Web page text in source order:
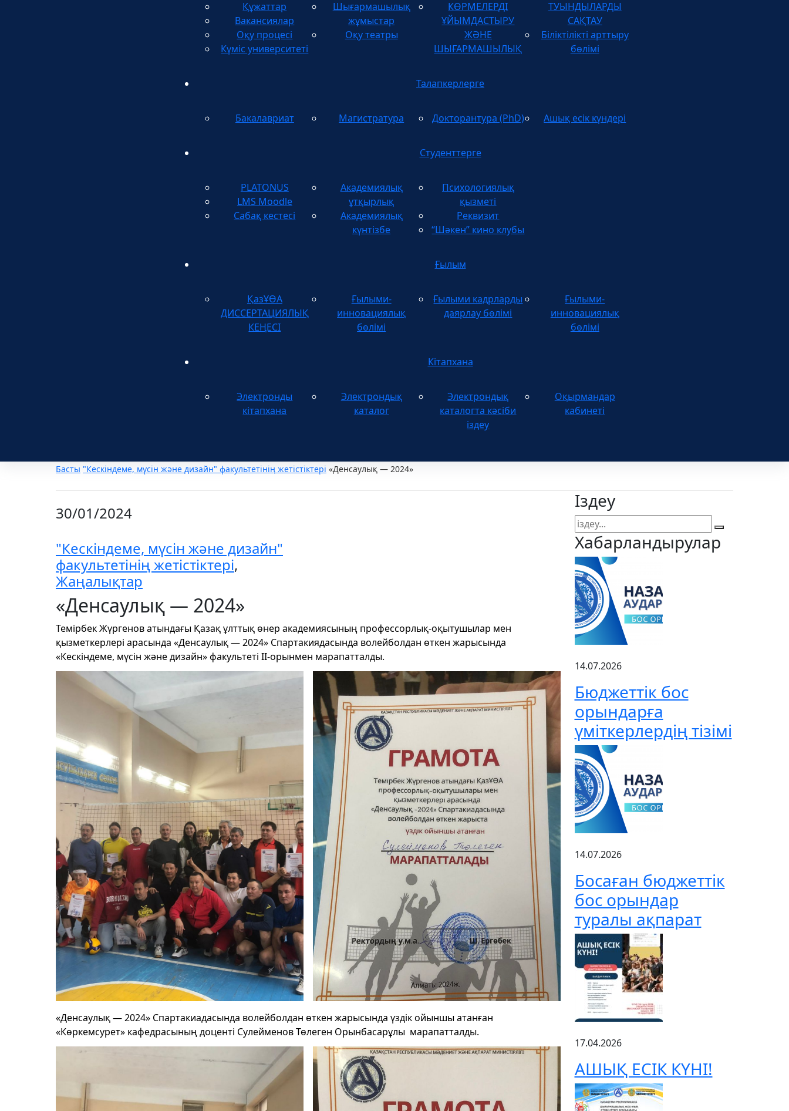
Құжаттар
Вакансиялар
Оқу процесі
Күміс университеті
Шығармашылық
жұмыстар
Оқу театры
КӨРМЕЛЕРДІ
ҰЙЫМДАСТЫРУ
ЖӘНЕ
ШЫҒАРМАШЫЛЫҚ
ТУЫНДЫЛАРДЫ
САҚТАУ
Біліктілікті арттыру
бөлімі
Талапкерлерге
Бакалавриат Магистратура Докторантура (PhD) Ашық есік күндері
Студенттерге
PLATONUS
LMS Moodle
Сабақ кестесі
Академиялық
ұтқырлық
Академиялық
күнтізбе
Психологиялық
қызметі
Реквизит
“Шәкен” кино клубы
Ғылым
ҚазҰӨА
ДИССЕРТАЦИЯЛЫҚ
КЕҢЕСІ
Ғылыми-
инновациялық
бөлімі
Ғылыми кадрларды
даярлау бөлімі
Ғылыми-
инновациялық
бөлімі
Кітапхана
Электронды
кітапхана
Электрондық
каталог
Электрондық
каталогта кәсіби
іздеу
Оқырмандар
кабинеті
Басты "Кескіндеме, мүсін және дизайн" факультетінің жетістіктері «Денсаулық — 2024»
30/01/2024
"Кескіндеме, мүсін және дизайн"
факультетінің жетістіктері,
Жаңалықтар
«Денсаулық — 2024»
Темірбек Жүргенов атындағы Қазақ ұлттық өнер академиясының профессорлық-оқытушылар мен
қызметкерлері арасында «Денсаулық — 2024» Спартакиядасында волейболдан өткен жарысында
«Кескіндеме, мүсін және дизайн» факультеті ІІ-орынмен марапатталды.
«Денсаулық — 2024» Спартакиадасында волейболдан өткен жарысында үздік ойыншы атанған
«Көркемсурет» кафедрасының доценті Сулейменов Төлеген Орынбасарұлы марапатталды.
Іздеу
Хабарландырулар
14.07.2026
Бюджеттік бос
орындарға
үміткерлердің тізімі
14.07.2026
Босаған бюджеттік
бос орындар
туралы ақпарат
17.04.2026
АШЫҚ ЕСІК КҮНІ!